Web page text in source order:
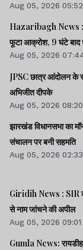
Aug 05, 2026
Hazaribagh News :
फूटा आक्रोश, 9 घंटे बाद
Aug 05, 2026
JPSC छात्र आंदोलन के
अभिजीत दीपके
Aug 05, 2026
झारखंड विधानसभा का
संचालन पर बनी सहमति
Aug 05, 2026
Giridih News : SIR को
से नाम जांचने की अपील
Aug 05, 2026 09:01
Gumla News: रायडीह